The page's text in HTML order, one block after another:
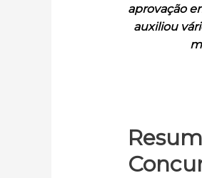
aprovação
auxiliou